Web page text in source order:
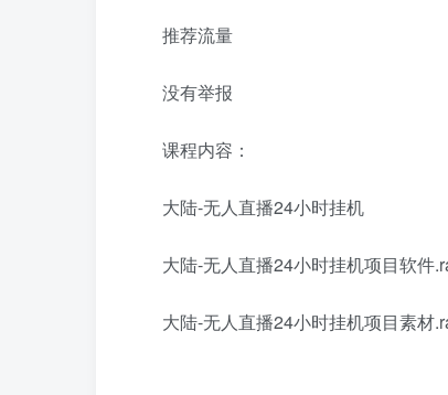
推荐流量
没有举报
课程内容：
大陆-无人直播24小时挂机
大陆-无人直播24小时挂机项目软件
大陆-无人直播24小时挂机项目素材